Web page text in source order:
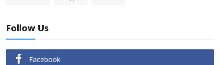
Follow Us
Facebook